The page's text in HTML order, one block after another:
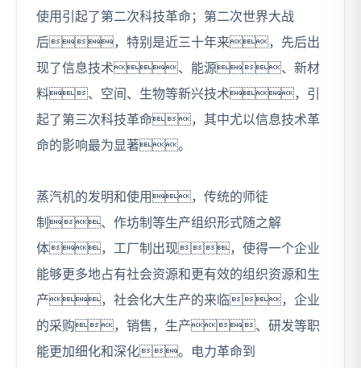
使用引起了第二次科技革命；第二次世界大战
后，特别是近三十年来，先后出
现了信息技术、能源、新材
料、空间、生物等新兴技术，引
起了第三次科技革命，其中尤以信息技术革
命的影响最为显著。
蒸汽机的发明和使用，传统的师徒
制、作坊制等生产组织形式随之解
体，工厂制出现，使得一个企业
能够更多地占有社会资源和更有效的组织资源和生
产，社会化大生产的来临，企业
的采购，销售，生产、研发等职
能更加细化和深化。电力革命到